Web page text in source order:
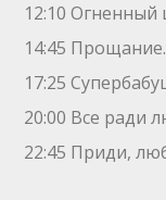
12:10 Огненный
14:45
17:25
20:00 Все ради
22:45 Приди,